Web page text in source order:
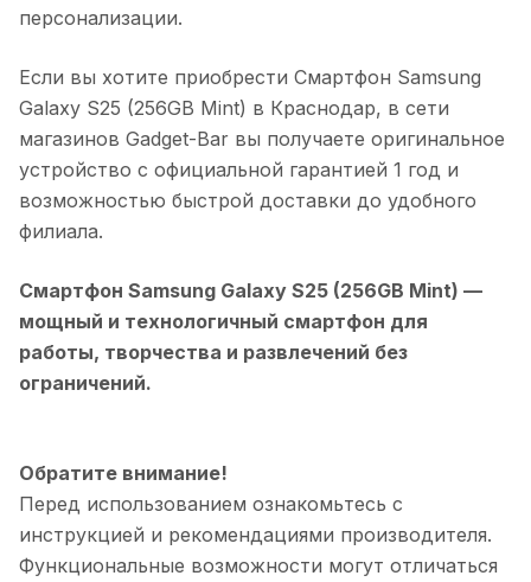
персонализации.
Если вы хотите приобрести Смартфон Samsung
Galaxy S25 (256GB Mint) в Краснодар, в сети
магазинов Gadget-Bar вы получаете оригинальное
устройство с официальной гарантией 1 год и
возможностью быстрой доставки до удобного
филиала.
Смартфон Samsung Galaxy S25 (256GB Mint) —
мощный и технологичный смартфон для
работы, творчества и развлечений без
ограничений.
Обратите внимание!
Перед использованием ознакомьтесь с
инструкцией и рекомендациями производителя.
Функциональные возможности могут отличаться